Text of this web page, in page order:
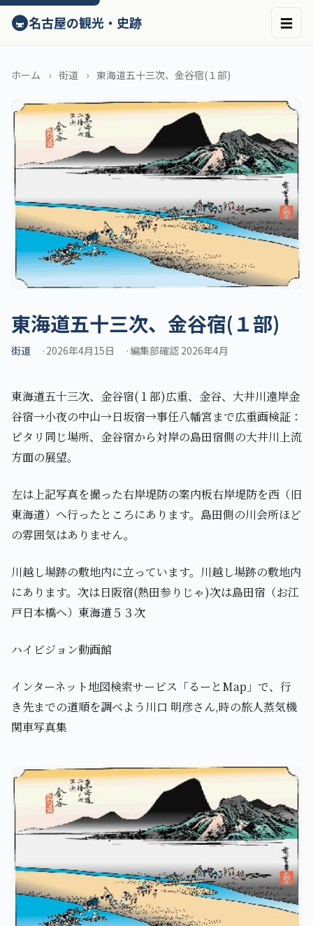
ン
テ
へ
キ
ッ
プ
🚇名古屋の観光・史跡 ☰
ホーム 街道 東海道五十三次、金谷宿(１部)
東海道五十三次、金谷宿(１部)
街道 2026年4月15日 編集部確認 2026年4月
東海道五十三次、金谷宿(１部)広重、金谷、大井川遠岸金
谷宿→小夜の中山→日坂宿→事任八幡宮まで広重画検証：
ピタリ同じ場所、金谷宿から対岸の島田宿側の大井川上流
方面の展望。
左は上記写真を撮った右岸堤防の案内板右岸堤防を西（旧
東海道）へ行ったところにあります。島田側の川会所ほど
の雰囲気はありません。
川越し場跡の敷地内に立っています。川越し場跡の敷地内
にあります。次は日阪宿(熱田参りじゃ)次は島田宿（お江
戸日本橋へ）東海道５３次
ハイビジョン動画館
インターネット地図検索サービス「るーとMap」で、行
き先までの道順を調べよう川口 明彦さん,時の旅人蒸気機
関車写真集